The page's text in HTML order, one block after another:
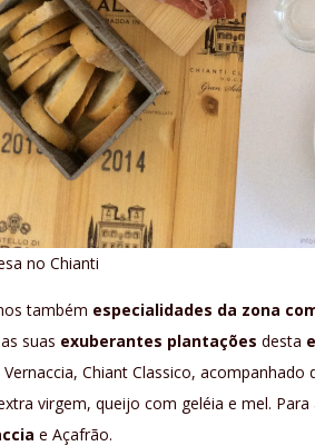
no Chianti
também especialidades da zona
suas exuberantes plantações desta
Chiant Classico,
virgem, queijo com geléia e mel.
e Açafrão.